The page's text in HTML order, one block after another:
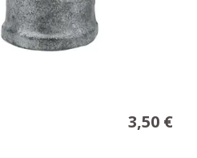
3,50 €